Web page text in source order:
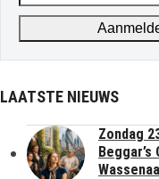
address
LAATSTE NIEUWS
Zondag
Beggar’s